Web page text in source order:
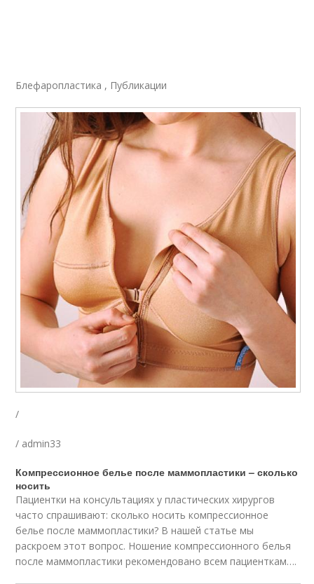
Блефаропластика , Публикации
/
/ admin33
Компрессионное белье после маммопластики – сколько
носить
Пациентки на консультациях у пластических хирургов
часто спрашивают: сколько носить компрессионное
белье после маммопластики? В нашей статье мы
раскроем этот вопрос. Ношение компрессионного белья
после маммопластики рекомендовано всем пациенткам….